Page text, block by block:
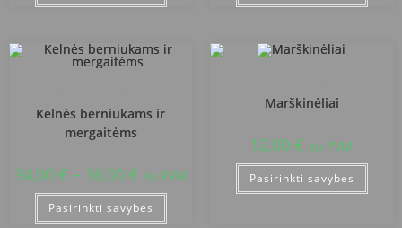
Kelnės berniukams ir
mergaitėms
34,00 € – 36,00 € su PVM
Pasirinkti savybes
Marškinėliai
12,00 € su PVM
Pasirinkti savybes